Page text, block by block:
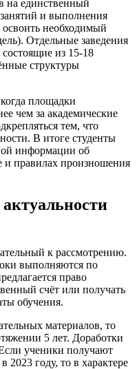
на единственный
и выполнения
необходимый
Отдельные заведения
из 15-18
структуры
площадки
чем за академические
тем, что
В итоге студенты
информации об
и правилах произношения
к рассмотрению.
выполняются по
право
счёт или получать
обучения.
материалов, то
5 лет. Доработки
ученики получают
2023 году, то в характере